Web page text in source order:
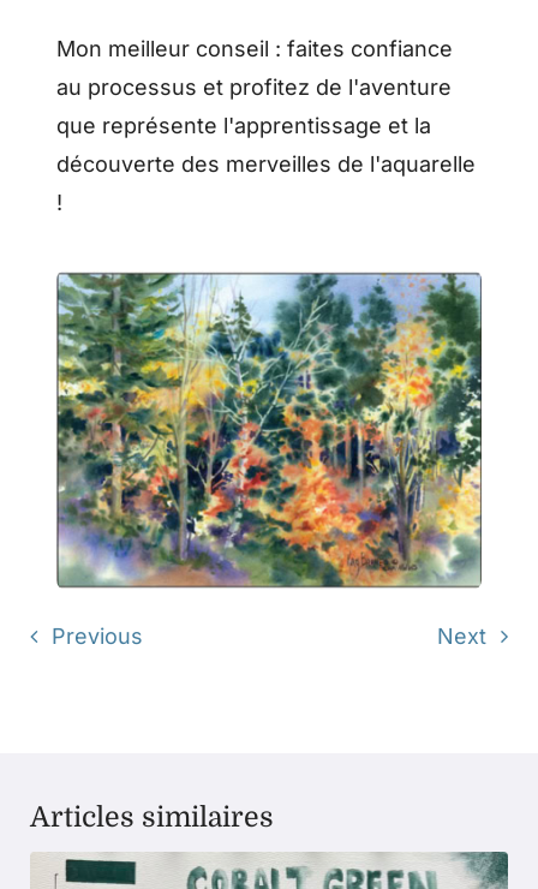
Mon meilleur conseil : faites confiance
au processus et profitez de l'aventure
que représente l'apprentissage et la
découverte des merveilles de l'aquarelle
!
Previous Next
Articles similaires